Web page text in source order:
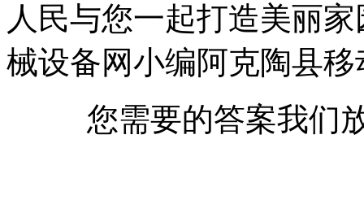
人民与您一起打造美丽
械设备网小编阿克陶县
您需要的答案我们